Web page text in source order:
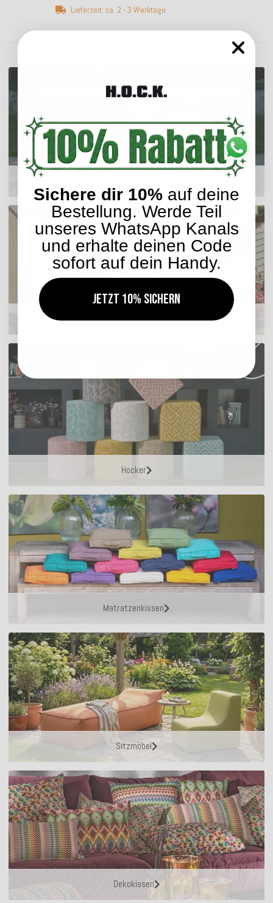
Lieferzeit: ca. 2 - 3 Werktage
Sitzkissen
Hocker
Matratzenkissen
Sitzmöbel
Dekokissen
Sichere dir 10% auf deine
Bestellung. Werde Teil
unseres WhatsApp Kanals
und erhalte deinen Code
sofort auf dein Handy.
Jetzt 10% sichern